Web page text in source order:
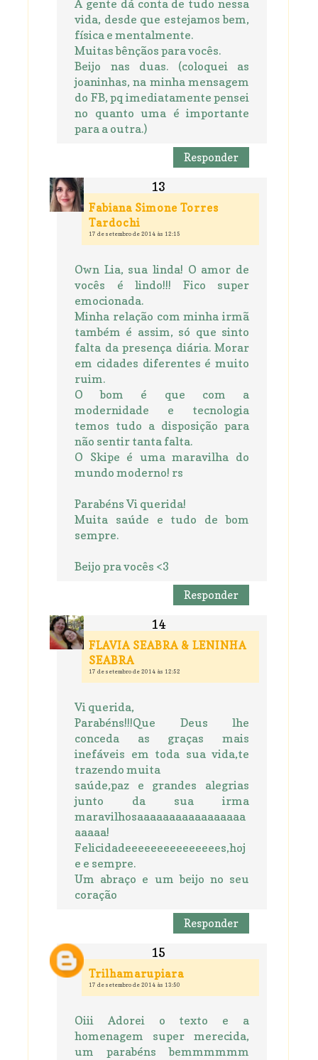
A gente dá conta de tudo nessa
vida, desde que estejamos bem,
física e mentalmente.
Muitas bênçãos para vocês.
Beijo nas duas. (coloquei as
joaninhas, na minha mensagem
do FB, pq imediatamente pensei
no quanto uma é importante
para a outra.)
Responder
Fabiana Simone Torres
Tardochi
17 de setembro de 2014 às 12:15
Own Lia, sua linda! O amor de
vocês é lindo!!! Fico super
emocionada.
Minha relação com minha irmã
também é assim, só que sinto
falta da presença diária. Morar
em cidades diferentes é muito
ruim.
O bom é que com a
modernidade e tecnologia
temos tudo a disposição para
não sentir tanta falta.
O Skipe é uma maravilha do
mundo moderno! rs
Parabéns Vi querida!
Muita saúde e tudo de bom
sempre.
Beijo pra vocês <3
Responder
FLAVIA SEABRA & LENINHA
SEABRA
17 de setembro de 2014 às 12:52
Vi querida,
Parabéns!!!Que Deus lhe
conceda as graças mais
inefáveis em toda sua vida,te
trazendo muita
saúde,paz e grandes alegrias
junto da sua irma
maravilhosaaaaaaaaaaaaaaaaa
aaaaa!
Felicidadeeeeeeeeeeeeeees,hoj
e e sempre.
Um abraço e um beijo no seu
coração
Responder
Trilhamarupiara
17 de setembro de 2014 às 13:50
Oiii Adorei o texto e a
homenagem super merecida,
um parabéns bemmmmmm